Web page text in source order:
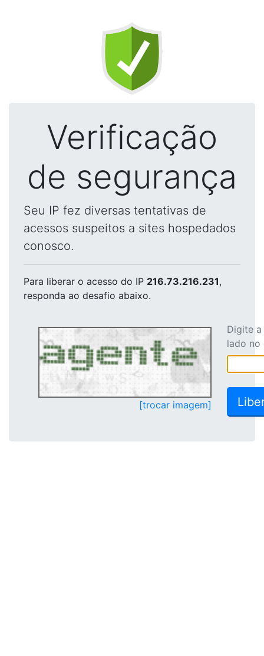
Verificação
de segurança
Seu IP fez diversas tentativas de
acessos suspeitos a sites hospedados
conosco.
Para liberar o acesso do IP 216.73.216.231,
responda ao desafio abaixo.
[trocar imagem]
Digite
lado no